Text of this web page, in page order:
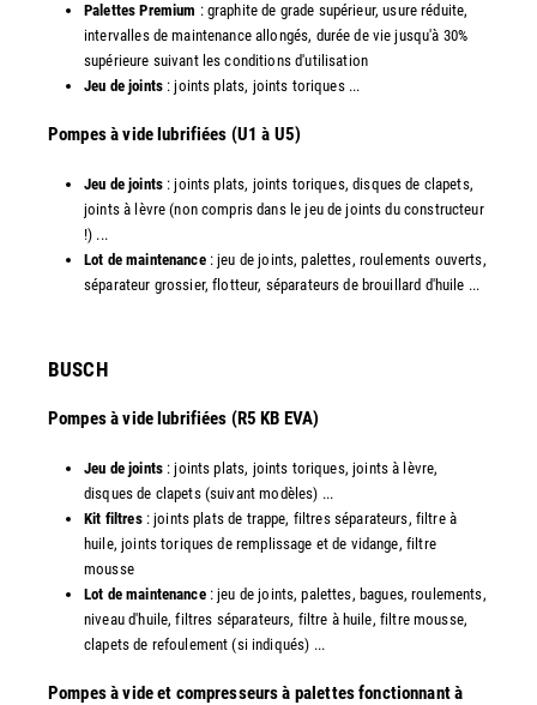
Palettes Premium : graphite de grade supérieur, usure réduite,
intervalles de maintenance allongés, durée de vie jusqu'à 30%
supérieure suivant les conditions d'utilisation
Jeu de joints: joints plats, joints toriques ...
​Pompes à vide lubrifiées (U1 à U5)
Jeu de joints: joints plats, joints toriques, disques de clapets,
joints à lèvre (non compris dans le jeu de joints du constructeur
!) ...
Lot de maintenance: jeu de joints, palettes, roulements ouverts,
séparateur grossier, flotteur, séparateurs de brouillard d'huile ...
​BUSCH
Pompes à vide lubrifiées (R5 KB EVA)
Jeu de joints : joints plats, joints toriques, joints à lèvre,
disques de clapets (suivant modèles) ...
Kit filtres: joints plats de trappe, filtres séparateurs, filtre à
huile, joints toriques de remplissage et de vidange, filtre
mousse
Lot de maintenance: jeu de joints, palettes, bagues, roulements,
niveau d'huile, filtres séparateurs, filtre à huile, filtre mousse,
clapets de refoulement (si indiqués) ...
​Pompes à vide et compresseurs à palettes fonctionnant à